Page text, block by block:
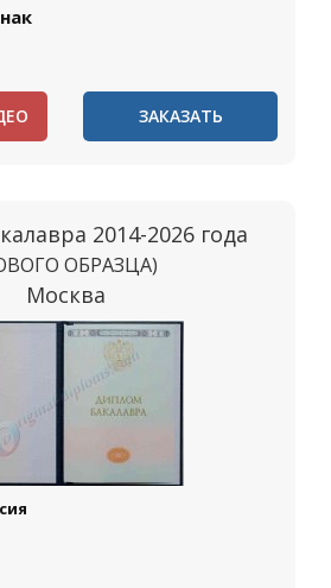
ЗАКАЗАТЬ
2014-2026 года
ОБРАЗЦА)
Москва